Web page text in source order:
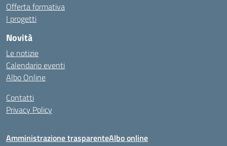
Offerta formativa
I progetti
Novità
Le notizie
Calendario eventi
Albo Online
Contatti
Privacy Policy
Amministrazione trasparenteAlbo online